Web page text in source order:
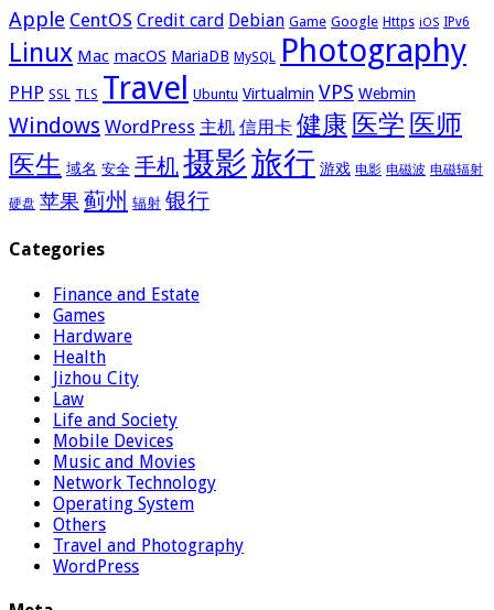
Apple CentOS Credit card Debian Game Google Https iOS IPv6
Linux Mac macOS MariaDB MySQL Photography
PHP SSL TLS Travel Ubuntu Virtualmin VPS Webmin
Windows WordPress 主机 信用卡 健康 医学 医师
医生 域名 安全 手机摄影旅行 游戏 电影 电磁波 电磁辐射
硬盘 苹果 蓟州 辐射 银行
Categories
Finance and Estate
Games
Hardware
Health
Jizhou City
Law
Life and Society
Mobile Devices
Music and Movies
Network Technology
Operating System
Others
Travel and Photography
WordPress